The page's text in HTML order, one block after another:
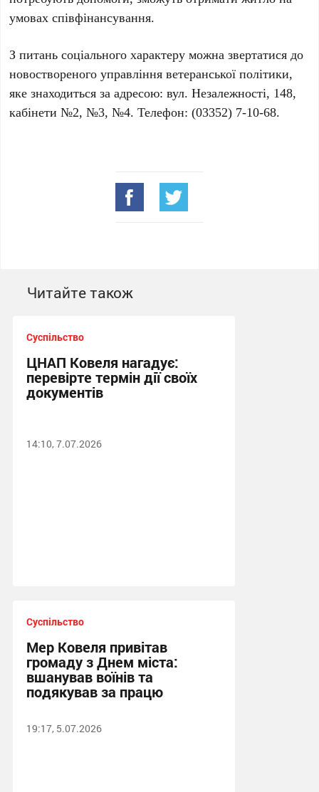
умовах співфінансування.
З питань соціального характеру можна звертатися до
новоствореного управління ветеранської політики,
яке знаходиться за адресою: вул. Незалежності, 148,
кабінети №2, №3, №4. Телефон: (03352) 7-10-68.
Читайте також
Суспільство
ЦНАП Ковеля нагадує:
перевірте термін дії своїх
документів
14:10, 7.07.2026
Суспільство
Мер Ковеля привітав
громаду з Днем міста:
вшанував воїнів та
подякував за працю
19:17, 5.07.2026